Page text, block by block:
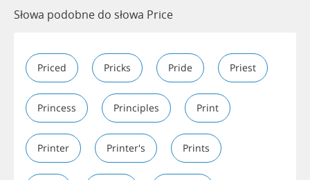
Słowa podobne do słowa Price
Priced Pricks Pride Priest
Princess Principles Print
Printer Printer's Prints